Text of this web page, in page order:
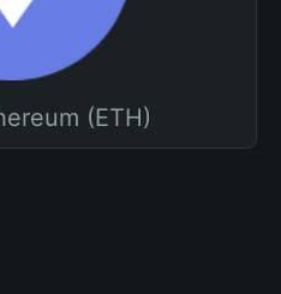
(ETH)